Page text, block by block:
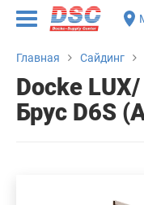
Главная Сайдинг
Docke
Брус D6S